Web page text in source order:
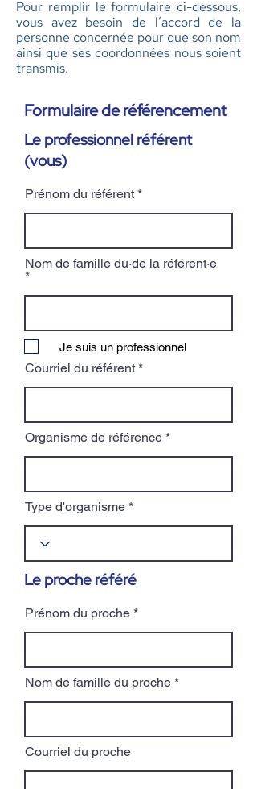
Pour remplir le formulaire ci-dessous,
vous avez besoin de l’accord de la
personne concernée pour que son nom
ainsi que ses coordonnées nous soient
transmis.
Formulaire de référencement
Le professionnel référent
(vous)
Prénom du référent
Nom de famille du·de la référent·e
Je suis un professionnel
Courriel du référent
Organisme de référence
Type d'organisme
Le proche référé
Prénom du proche
Nom de famille du proche
Courriel du proche